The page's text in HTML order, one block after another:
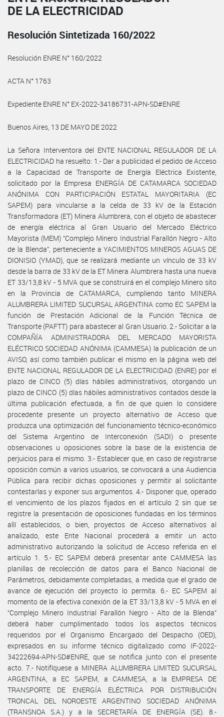
DE LA ELECTRICIDAD
Resolución Sintetizada 160/2022
Resolución ENRE N° 160/2022
ACTA N° 1763
Expediente ENRE N° EX-2022-34186731-APN-SD#ENRE
Buenos Aires, 13 DE MAYO DE 2022
La Señora Interventora del ENTE NACIONAL REGULADOR DE LA
ELECTRICIDAD ha resuelto: 1.- Dar a publicidad el pedido de Acceso
a la Capacidad de Transporte de Energía Eléctrica Existente,
solicitado por la Empresa ENERGÍA DE CATAMARCA SOCIEDAD
ANÓNIMA CON PARTICIPACIÓN ESTATAL MAYORITARIA (EC
SAPEM) para vincularse a la celda de 33 kV de la Estación
Transformadora (ET) Minera Alumbrera, con el objeto de abastecer
de energía eléctrica al Gran Usuario del Mercado Eléctrico
Mayorista (MEM) “Complejo Minero Industrial Farallón Negro - Alto
de la Blenda”, perteneciente a YACIMIENTOS MINEROS AGUAS DE
DIONISIO (YMAD), que se realizará mediante un vínculo de 33 kV
desde la barra de 33 kV de la ET Minera Alumbrera hasta una nueva
ET 33/13,8 kV - 5 MVA que se construirá en el complejo Minero sito
en la Provincia de CATAMARCA, cumpliendo tanto MINERA
ALUMBRERA LIMITED SUCURSAL ARGENTINA como EC SAPEM la
función de Prestación Adicional de la Función Técnica de
Transporte (PAFTT) para abastecer al Gran Usuario. 2.- Solicitar a la
COMPAÑÍA ADMINISTRADORA DEL MERCADO MAYORISTA
ELÉCTRICO SOCIEDAD ANÓNIMA (CAMMESA) la publicación de un
AVISO, así como también publicar el mismo en la página web del
ENTE NACIONAL REGULADOR DE LA ELECTRICIDAD (ENRE) por el
plazo de CINCO (5) días hábiles administrativos, otorgando un
plazo de CINCO (5) días hábiles administrativos contados desde la
última publicación efectuada, a fin de que quien lo considere
procedente presente un proyecto alternativo de Acceso que
produzca una optimización del funcionamiento técnico-económico
del Sistema Argentino de Interconexión (SADI) o presente
observaciones u oposiciones sobre la base de la existencia de
perjuicios para el mismo. 3.- Establecer que, en caso de registrarse
oposición común a varios usuarios, se convocará a una Audiencia
Pública para recibir dichas oposiciones y permitir al solicitante
contestarlas y exponer sus argumentos. 4.- Disponer que, operado
el vencimiento de los plazos fijados en el artículo 2 sin que se
registre la presentación de oposiciones fundadas en los términos
allí establecidos, o bien, proyectos de Acceso alternativos al
analizado, este Ente Nacional procederá a emitir un acto
administrativo autorizando la solicitud de Acceso referida en el
artículo 1. 5.- EC SAPEM deberá presentar ante CAMMESA las
planillas de recolección de datos para el Banco Nacional de
Parámetros, debidamente completadas, a medida que el grado de
avance de ejecución del proyecto lo permita. 6.- EC SAPEM al
momento de la efectiva conexión de la ET 33/13,8 kV - 5 MVA en el
“Complejo Minero Industrial Farallón Negro - Alto de la Blenda”
deberá haber cumplimentado todos los aspectos técnicos
requeridos por el Organismo Encargado del Despacho (OED),
expresados en su informe técnico digitalizado como IF-2022-
34222694-APN-SD#ENRE, que se notifica junto con el presente
acto. 7.- Notifíquese a MINERA ALUMBRERA LIMITED SUCURSAL
ARGENTINA, a EC SAPEM, a CAMMESA, a la EMPRESA DE
TRANSPORTE DE ENERGÍA ELÉCTRICA POR DISTRIBUCIÓN
TRONCAL DEL NOROESTE ARGENTINO SOCIEDAD ANÓNIMA
(TRANSNOA S.A.) y a la SECRETARÍA DE ENERGÍA (SE). 8.-